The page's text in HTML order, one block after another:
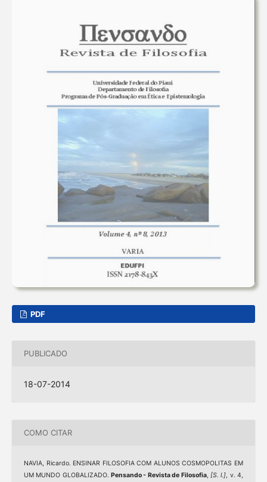
PDF
PUBLICADO
18-07-2014
COMO CITAR
NAVIA, Ricardo. ENSINAR FILOSOFIA COM ALUNOS COSMOPOLITAS EM
UM MUNDO GLOBALIZADO.Pensando - Revista de Filosofia, [S. l.], v. 4,